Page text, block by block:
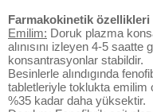
Farmakokinetik özellikleri
Emilim: Doruk plazma
alınısını izleyen 4-5 saatte
konsantrasyonlar stabildir.
Besinlerle alındıgında
tabletleriyle toklukta emilim
%35 kadar daha yüksektir.